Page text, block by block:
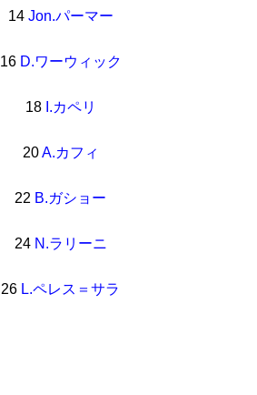
14 Jon.パーマー
16 D.ワーウィック
18 I.カペリ
20A.カフィ
22 B.ガショー
24 N.ラリーニ
26 L.ペレス＝サラ